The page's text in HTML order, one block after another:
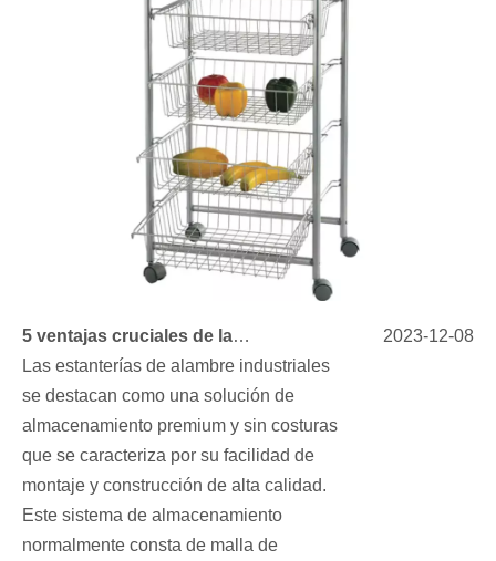
5 ventajas cruciales de las soluciones de estanterías de alambre
Las estanterías de alambre industriales
se destacan como una solución de
almacenamiento premium y sin costuras
que se caracteriza por su facilidad de
montaje y construcción de alta calidad.
Este sistema de almacenamiento
normalmente consta de malla de
2023-12-08